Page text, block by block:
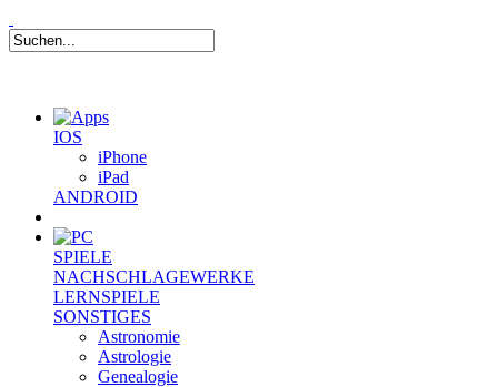
IOS
iPhone
iPad
ANDROID
SPIELE
NACHSCHLAGEWERKE
LERNSPIELE
SONSTIGES
Astronomie
Astrologie
Genealogie